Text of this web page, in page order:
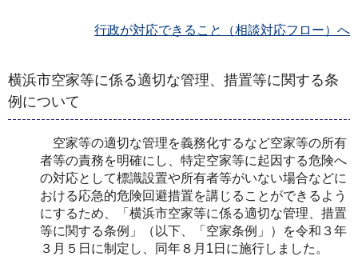
行政が対応できること（相談対応フロー）へ
横浜市空家等に係る適切な管理、措置等に関する条
例について
空家等の適切な管理を義務化するなど空家等の所有
者等の責務を明確にし、特定空家等に起因する危険へ
の対応として標識設置や所有者等がいない場合などに
おける応急的危険回避措置を講じることができるよう
にするため、「横浜市空家等に係る適切な管理、措置
等に関する条例」（以下、「空家条例」）を令和３年
３月５日に制定し、同年８月1日に施行しました。